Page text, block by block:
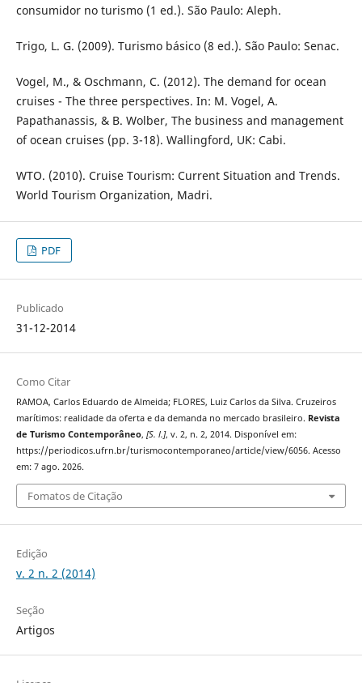
consumidor no turismo (1 ed.). São Paulo: Aleph.
Trigo, L. G. (2009). Turismo básico (8 ed.). São Paulo: Senac.
Vogel, M., & Oschmann, C. (2012). The demand for ocean
cruises - The three perspectives. In: M. Vogel, A.
Papathanassis, & B. Wolber, The business and management
of ocean cruises (pp. 3-18). Wallingford, UK: Cabi.
WTO. (2010). Cruise Tourism: Current Situation and Trends.
World Tourism Organization, Madri.
PDF
Publicado
31-12-2014
Como Citar
RAMOA, Carlos Eduardo de Almeida; FLORES, Luiz Carlos da Silva. Cruzeiros
marítimos: realidade da oferta e da demanda no mercado brasileiro. Revista
de Turismo Contemporâneo, [S. l.], v. 2, n. 2, 2014. Disponível em:
https://periodicos.ufrn.br/turismocontemporaneo/article/view/6056. Acesso
em: 7 ago. 2026.
Fomatos de Citação
Edição
v. 2 n. 2 (2014)
Seção
Artigos